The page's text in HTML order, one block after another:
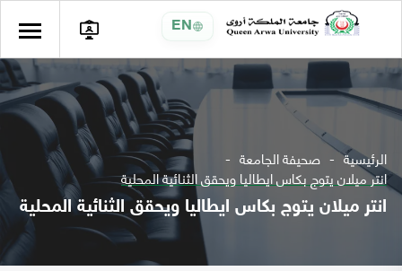
EN
الرئيسية صحيفة الجامعة
انتر ميلان يتوج بكاس ايطاليا ويحقق الثنائية المحلية
انتر ميلان يتوج بكاس ايطاليا ويحقق الثنائية المحلية